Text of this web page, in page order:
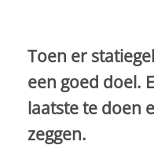
Toen er
een goed doel.
laatste te doen
zeggen.